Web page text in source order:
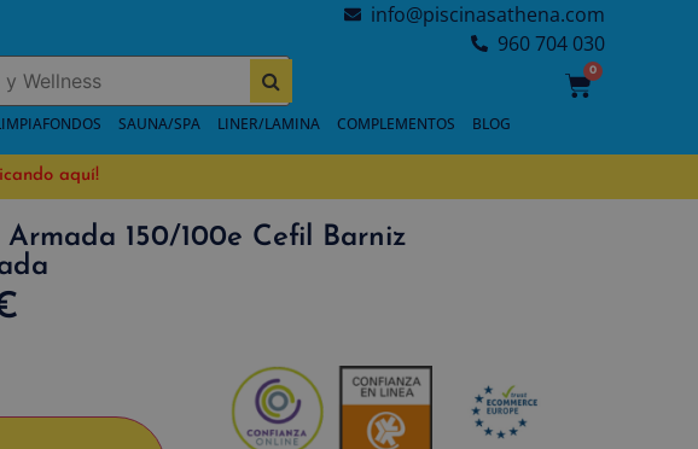
info@piscinasathena.com
960 704 030
0
SAUNA/SPA LINER/LAMINA COMPLEMENTOS BLOG
aquí!
150/100e Cefil Barniz